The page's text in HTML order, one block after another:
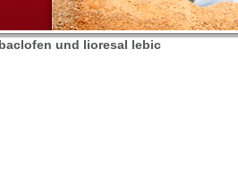
und lioresal lebic